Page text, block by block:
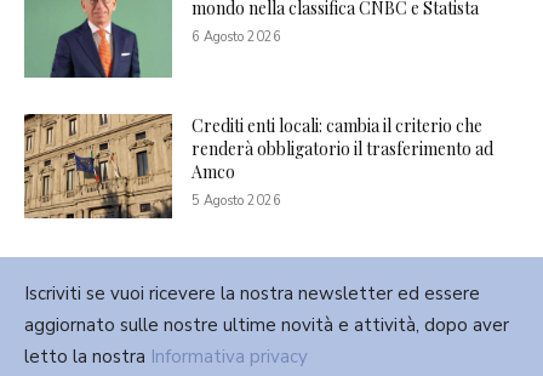
mondo nella classifica CNBC e Statista
6 Agosto 2026
Crediti enti locali: cambia il criterio che
renderà obbligatorio il trasferimento ad
Amco
5 Agosto 2026
Iscriviti se vuoi ricevere la nostra newsletter ed essere
aggiornato sulle nostre ultime novità e attività, dopo aver
letto la nostra Informativa privacy